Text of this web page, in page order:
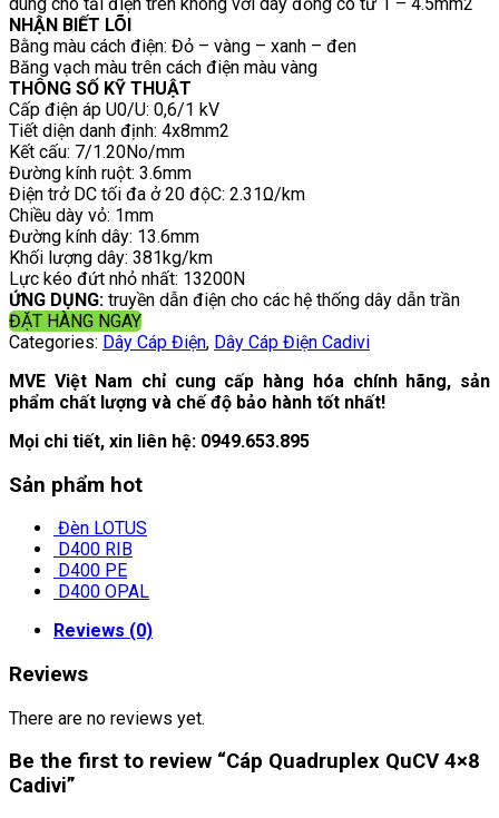
NHẬN BIẾT LÕI
Bằng màu cách điện: Đỏ – vàng – xanh – đen
Băng vạch màu trên cách điện màu vàng
THÔNG SỐ KỸ THUẬT
Cấp điện áp U0/U: 0,6/1 kV
Tiết diện danh định: 4x8mm2
Kết cấu: 7/1.20No/mm
Đường kính ruột: 3.6mm
Điện trở DC tối đa ở 20 độC: 2.31Ω/km
Chiều dày vỏ: 1mm
Đường kính dây: 13.6mm
Khối lượng dây: 381kg/km
Lực kéo đứt nhỏ nhất: 13200N
ỨNG DỤNG: truyền dẫn điện cho các hệ thống dây dẫn trần
ĐẶT HÀNG NGAY
Categories: Dây Cáp Điện, Dây Cáp Điện Cadivi
MVE Việt Nam chỉ cung cấp hàng hóa chính hãng, sản
phẩm chất lượng và chế độ bảo hành tốt nhất!
Mọi chi tiết, xin liên hệ: 0949.653.895
Sản phẩm hot
Đèn LOTUS
D400 RIB
D400 PE
D400 OPAL
Reviews (0)
Reviews
There are no reviews yet.
Be the first to review “Cáp Quadruplex QuCV 4×8
Cadivi”